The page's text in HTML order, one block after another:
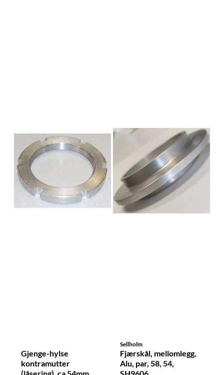
Gjenge-hylse
kontramutter
Sellholm
Fjærskål, mellomlegg,
Alu, par, 58, 54,